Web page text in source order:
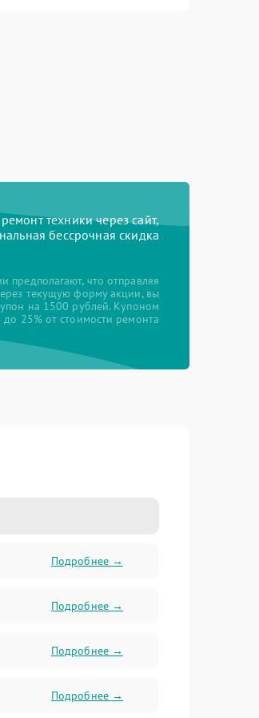
техники через сайт,
бессрочная скидка
предполагают, что отправляя
текущую форму акции, вы
на 1500 рублей. Купоном
25% от стоимости ремонта
Подробнее →
Подробнее →
Подробнее →
Подробнее →